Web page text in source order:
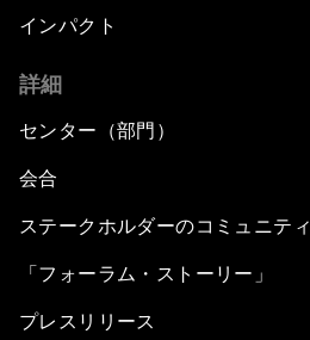
インパクト
詳細
センター（部門）
会合
ステークホルダーのコミュニティ
「フォーラム・ストーリー」
プレスリリース